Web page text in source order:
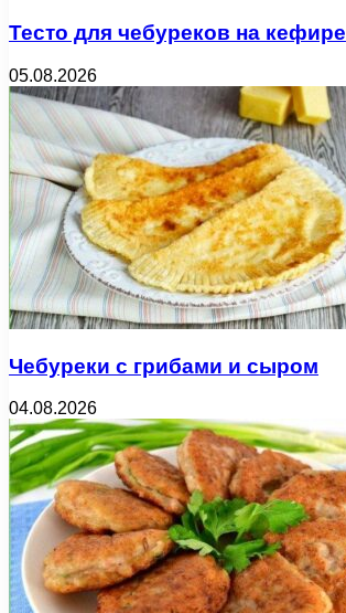
Тесто для чебуреков на кефире
05.08.2026
Чебуреки с грибами и сыром
04.08.2026